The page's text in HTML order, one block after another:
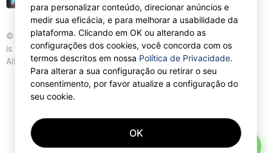
© Gettransport International Limited. GetTransport®
is trademark of Gettransport International Limited.
All rights reserved.
para personalizar conteúdo, direcionar anúncios e
medir sua eficácia, e para melhorar a usabilidade da
plataforma. Clicando em OK ou alterando as
configurações dos cookies, você concorda com os
termos descritos em nossa Política de Privacidade.
Para alterar a sua configuração ou retirar o seu
consentimento, por favor atualize a configuração do
seu cookie.
OK
AI